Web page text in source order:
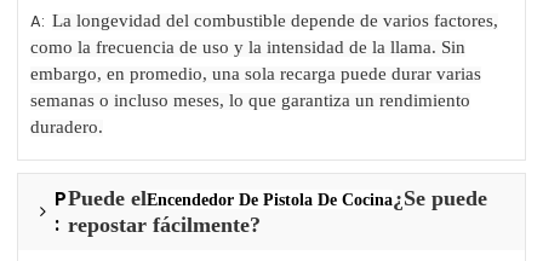
A: La longevidad del combustible depende de varios factores,
como la frecuencia de uso y la intensidad de la llama. Sin
embargo, en promedio, una sola recarga puede durar varias
semanas o incluso meses, lo que garantiza un rendimiento
duradero.
P
:
Puede elEncendedor De Pistola De Cocina¿Se puede
repostar fácilmente?